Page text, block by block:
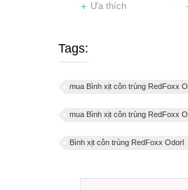
Ưa thích
Tags:
mua Bình xịt côn trùng RedFoxx O
mua Bình xịt côn trùng RedFoxx O
Bình xịt côn trùng RedFoxx Odorl